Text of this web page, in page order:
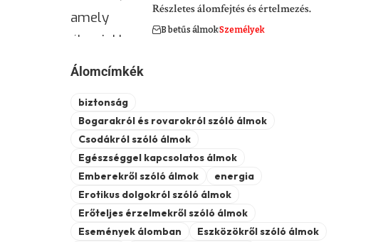
Részletes álomfejtés és értelmezés.
B betűs álmokSzemélyek
Álomcímkék
biztonság
Bogarakról és rovarokról szóló álmok
Csodákról szóló álmok
Egészséggel kapcsolatos álmok
Emberekről szóló álmok
energia
Erotikus dolgokról szóló álmok
Erőteljes érzelmekről szóló álmok
Események álomban
Eszközökről szóló álmok